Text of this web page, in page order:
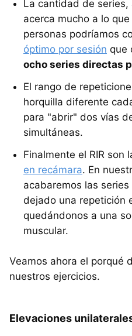
La cantidad de
acerca mucho a lo
personas podríamos
óptimo por sesión que
ocho series directas
El rango de
horquilla diferente
para "abrir" dos vías
simultáneas.
Finalmente el RIR son
en recámara. En
acabaremos las
dejado una repetición
quedándonos a una
muscular.
Veamos ahora el porqué
nuestros ejercicios.
Elevaciones